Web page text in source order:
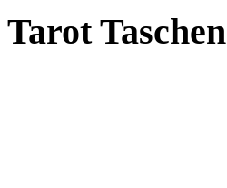
Tarot Taschen